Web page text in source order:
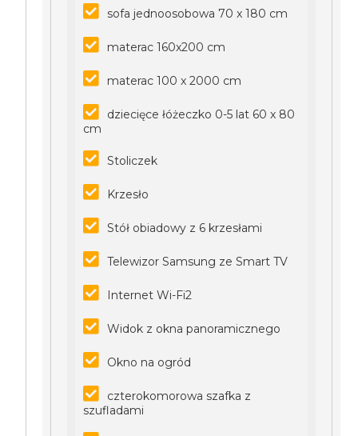
sofa jednoosobowa 70 x 180 cm
materac 160x200 cm
materac 100 x 2000 cm
dziecięce łóżeczko 0-5 lat 60 x 80
cm
Stoliczek
Krzesło
Stół obiadowy z 6 krzesłami
Telewizor Samsung ze Smart TV
Internet Wi-Fi2
Widok z okna panoramicznego
Okno na ogród
czterokomorowa szafka z
szufladami